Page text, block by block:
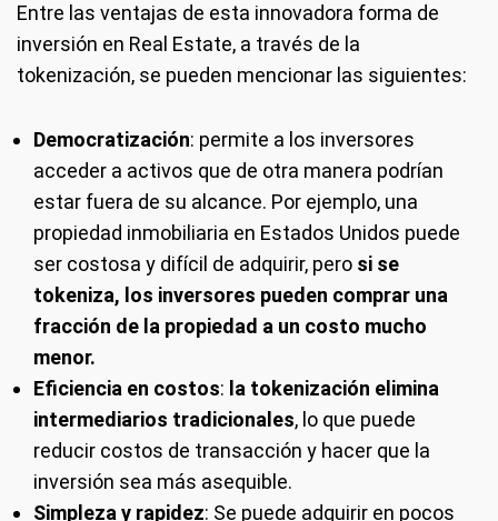
Entre las ventajas de esta innovadora forma de
inversión en Real Estate, a través de la
tokenización, se pueden mencionar las siguientes:
Democratización: permite a los inversores
acceder a activos que de otra manera podrían
estar fuera de su alcance. Por ejemplo, una
propiedad inmobiliaria en Estados Unidos puede
ser costosa y difícil de adquirir, pero si se
tokeniza, los inversores pueden comprar una
fracción de la propiedad a un costo mucho
menor.
Eficiencia en costos: la tokenización elimina
intermediarios tradicionales, lo que puede
reducir costos de transacción y hacer que la
inversión sea más asequible.
Simpleza y rapidez: Se puede adquirir en pocos